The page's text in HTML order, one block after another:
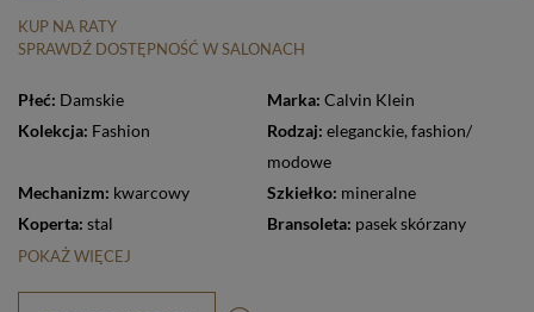
KUP NA RATY
SPRAWDŹ DOSTĘPNOŚĆ W SALONACH
Płeć: Damskie Marka: Calvin Klein
Kolekcja: Fashion Rodzaj: eleganckie,
modowe
Mechanizm: kwarcowy Szkiełko: mineralne
Koperta: stal Bransoleta: pasek skórzany
POKAŻ WIĘCEJ